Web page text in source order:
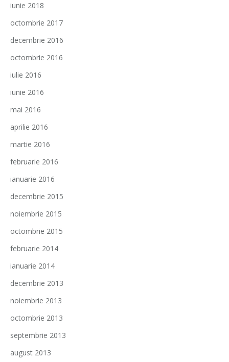
iunie 2018
octombrie 2017
decembrie 2016
octombrie 2016
iulie 2016
iunie 2016
mai 2016
aprilie 2016
martie 2016
februarie 2016
ianuarie 2016
decembrie 2015
noiembrie 2015
octombrie 2015
februarie 2014
ianuarie 2014
decembrie 2013
noiembrie 2013
octombrie 2013
septembrie 2013
august 2013